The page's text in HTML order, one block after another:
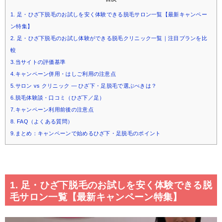
1. 足・ひざ下脱毛のお試しを安く体験できる脱毛サロン一覧【最新キャンペー
ン特集】
2. 足・ひざ下脱毛のお試し体験ができる脱毛クリニック一覧｜注目プランを比
較
3.当サイトの評価基準
4.キャンペーン併用・はしご利用の注意点
5.サロン vs クリニック — ひざ下・足脱毛で選ぶべきは？
6.脱毛体験談・口コミ（ひざ下／足）
7.キャンペーン利用前後の注意点
8. FAQ（よくある質問）
9.まとめ：キャンペーンで始めるひざ下・足脱毛のポイント
1. 足・ひざ下脱毛のお試しを安く体験できる脱
毛サロン一覧【最新キャンペーン特集】